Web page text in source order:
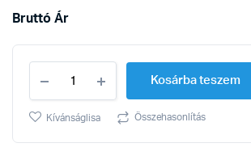
Bruttó Ár
10r
2-
quantity
Kosárba teszem
Kívánságlisa Összehasonlítás